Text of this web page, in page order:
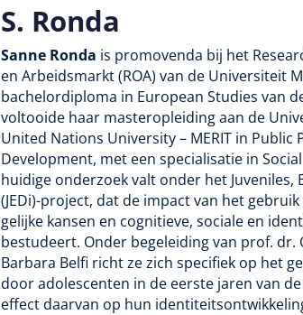
S. Ronda
Sanne Ronda is promovenda bij het
en Arbeidsmarkt (ROA) van de Universiteit
bachelordiploma in European Studies van
voltooide haar masteropleiding aan de
United Nations University – MERIT in Public
Development, met een specialisatie in
huidige onderzoek valt onder het Juveniles,
(JEDi)-project, dat de impact van het
gelijke kansen en cognitieve, sociale en
bestudeert. Onder begeleiding van prof. dr.
Barbara Belfi richt ze zich specifiek op het
door adolescenten in de eerste jaren van
effect daarvan op hun